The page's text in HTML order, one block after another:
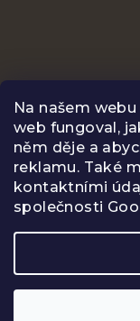
Na našem
web fungoval,
něm děje a
reklamu. Také
kontaktními
společnosti